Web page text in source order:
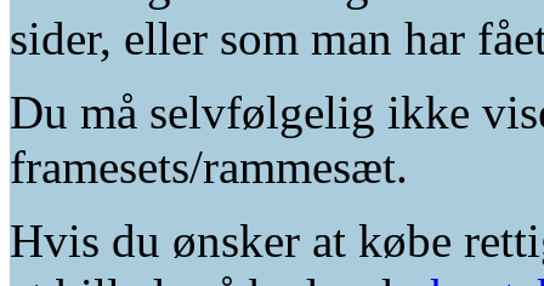
sider, eller som man har
Du må selvfølgelig ikke
framesets/rammesæt.
Hvis du ønsker at købe